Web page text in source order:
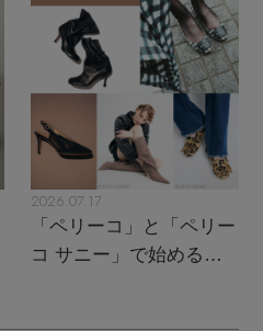
2026.07.17
「ペリーコ」と「ペリー
コ サニー」で始める秋